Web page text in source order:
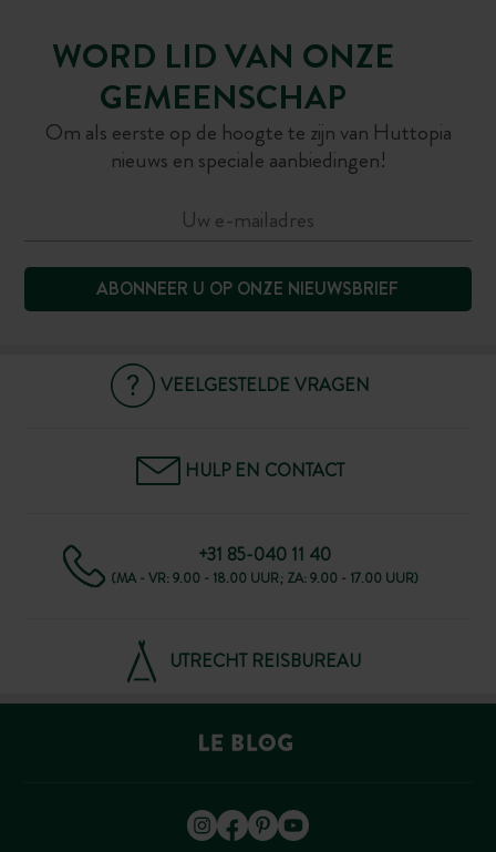
WORD LID VAN ONZE
GEMEENSCHAP
Om als eerste op de hoogte te zijn van Huttopia
nieuws en speciale aanbiedingen!
ABONNEER U OP ONZE NIEUWSBRIEF
VEELGESTELDE VRAGEN
HULP EN CONTACT
+31 85-040 11 40
(MA - VR: 9.00 - 18.00 UUR; ZA: 9.00 - 17.00 UUR)
UTRECHT REISBUREAU